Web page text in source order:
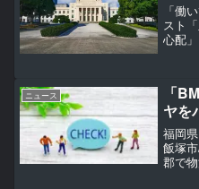
「働
スト
心配
で語
長」
ニュース
「
ヤを
福岡
飯塚
郡で